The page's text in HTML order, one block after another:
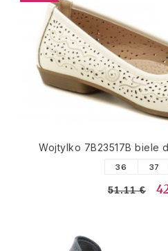
Wojtylko 7B23517B biele
36 37
51.11 €